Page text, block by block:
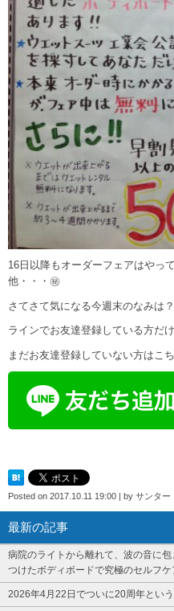
16日以降もオーダーフェアはやっ
他・・・㊙
さてさて気になる今週末のなみは
ラインでお友達登録している方だ
まだお友達登録していない方はこ
Posted on 2017.10.11 19:00 | by サンター
最新の記事
病院のライトから離れて、波の音に
つけたボディボードで究極のセルフケ
2026年4月22日でついに20周年とい